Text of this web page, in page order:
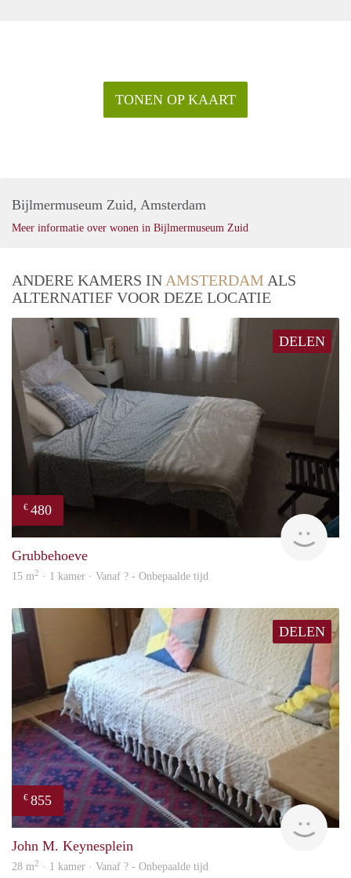
TONEN OP KAART
Bijlmermuseum Zuid, Amsterdam
Meer informatie over wonen in Bijlmermuseum Zuid
ANDERE KAMERS IN AMSTERDAM ALS
ALTERNATIEF VOOR DEZE LOCATIE
DELEN
€ 480
Grubbehoeve
15 m2 · 1 kamer · Vanaf ? - Onbepaalde tijd
DELEN
€ 855
John M. Keynesplein
28 m2 · 1 kamer · Vanaf ? - Onbepaalde tijd